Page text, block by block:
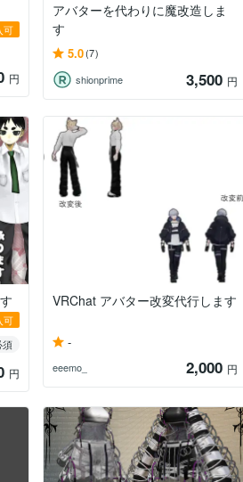
可
円
アバターを代わりに魔改造しま
す
5.0(7)
shionprime
3,500 円
可
須
円
VRChat アバター改変代行します
-
eeemo_ 2,000 円